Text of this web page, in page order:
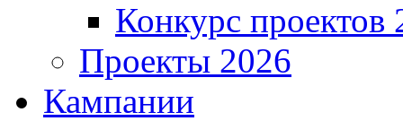
Конкурс проектов
Проекты 2026
Кампании